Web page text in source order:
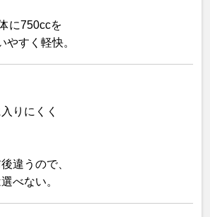
に750ccを
やすく軽快。
りにくく
違うので、
べない。